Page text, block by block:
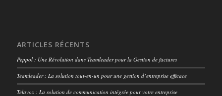
ARTICLES RÉCENTS
Peppol : Une Révolution dans Teamleader pour la Gestion de factures
Teamleader : La solution tout-en-un pour une gestion d’entreprise efficace
Telavox : La solution de communication intégrée pour votre entreprise